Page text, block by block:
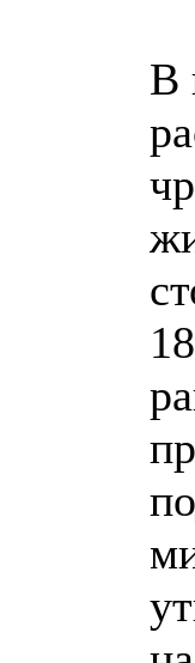
В